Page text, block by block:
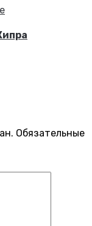
Обязательные